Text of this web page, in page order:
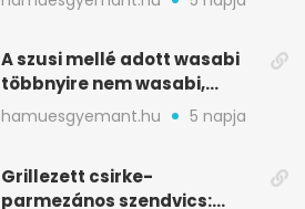
A szusi mellé adott wasabi
többnyire nem wasabi,
hanem fűszerkeverék
hamuesgyemant.hu 5 napja
Grillezett csirke-
parmezános szendvics: